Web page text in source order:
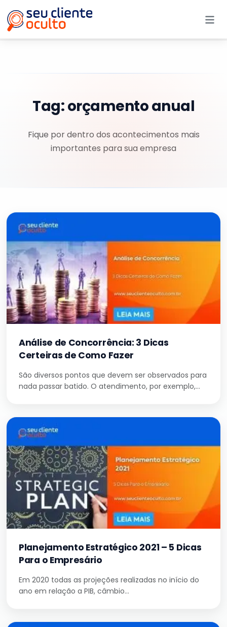
Tag:orçamento anual
Fique por dentro dos acontecimentos mais
importantes para sua empresa
Análise de Concorrência: 3 Dicas
Certeiras de Como Fazer
São diversos pontos que devem ser observados para
nada passar batido. O atendimento, por exemplo,…
Planejamento Estratégico 2021 – 5 Dicas
Para o Empresário
Em 2020 todas as projeções realizadas no início do
ano em relação a PIB, câmbio…